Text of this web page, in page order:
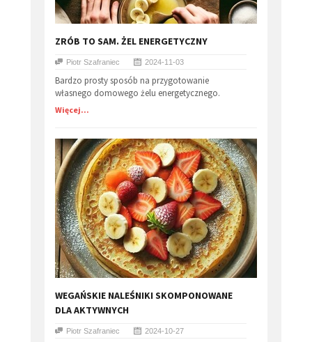
ZRÓB TO SAM. ŻEL ENERGETYCZNY
Piotr Szafraniec 2024-11-03
Bardzo prosty sposób na przygotowanie
własnego domowego żelu energetycznego.
Więcej...
WEGAŃSKIE NALEŚNIKI SKOMPONOWANE
DLA AKTYWNYCH
Piotr Szafraniec 2024-10-27